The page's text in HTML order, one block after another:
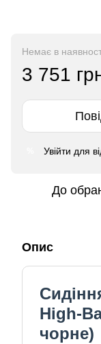
Немає в
3 751
Увійти для
До
Опис
High-
чорне)